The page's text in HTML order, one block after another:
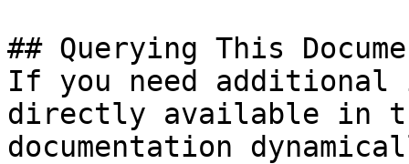
## Querying This
If you need
directly available in
documentation